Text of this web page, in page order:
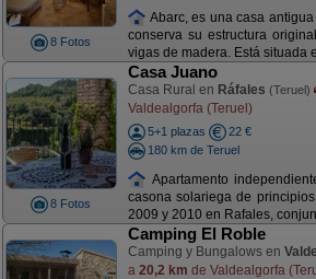
8 Fotos
Abarc, es una casa
conserva su estructura
vigas de madera. Está situada
8 Fotos
Casa Juano
Casa Rural en Ráfales (Teruel)
Valdealgorfa (Teruel)
5+1 plazas
22 €
180 km de Teruel
Apartamento
casona solariega de
2009 y 2010 en Rafales,
Camping El Roble
Camping y Bungalows en
a 20,2 km de Valdealgorfa